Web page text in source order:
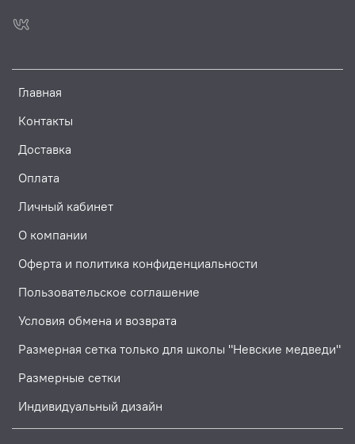
Главная
Контакты
Доставка
Оплата
Личный кабинет
О компании
Оферта и политика конфиденциальности
Пользовательское соглашение
Условия обмена и возврата
Размерная сетка только для школы "Невские медведи"
Размерные сетки
Индивидуальный дизайн